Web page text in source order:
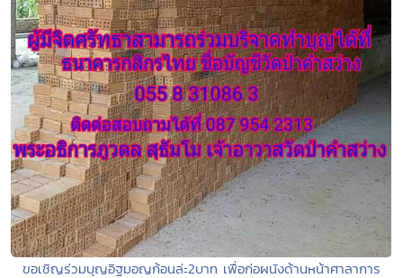
ขอเชิญร่วมบุญอิฐมอญก้อนล่ะ2บาท เพื่อก่อผนังด้านหน้าศาลาการ